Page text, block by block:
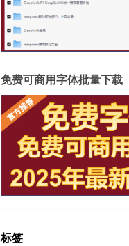
免费可商用字体批量下载
标签